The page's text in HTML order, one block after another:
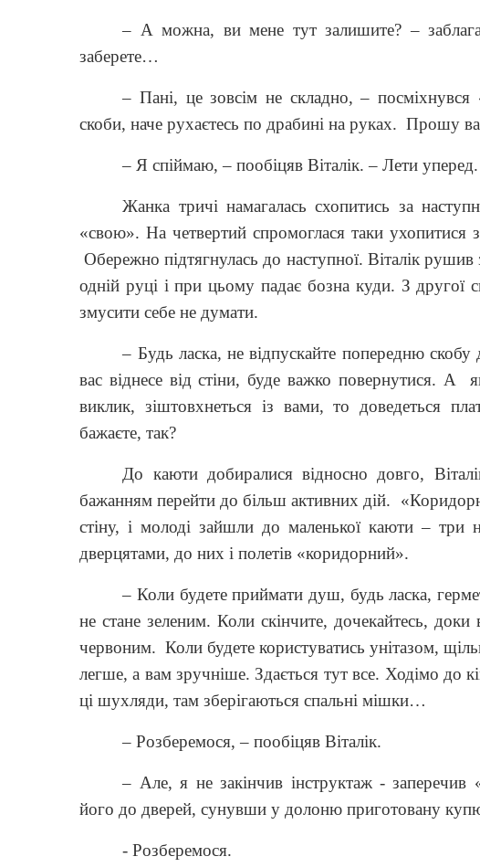
– А можна, ви мене тут залишите? –
заберете…
– Пані, це зовсім не складно, –
скоби, наче рухаєтесь по драбині на руках. Прошу
– Я спіймаю, – пообіцяв Віталік. – Лети уперед.
Жанка тричі намагалась схопитись за
«свою». На четвертий спромоглася таки
Обережно підтягнулась до наступної. Віталік
одній руці і при цьому падає бозна куди. З
змусити себе не думати.
– Будь ласка, не відпускайте попередню
вас віднесе від стіни, буде важко повернутися. А
виклик, зіштовхнеться із вами, то доведеться
бажаєте, так?
До каюти добиралися відносно довго,
бажанням перейти до більш активних дій.
стіну, і молоді зайшли до маленької каюти – три
дверцятами, до них і полетів «коридорний».
– Коли будете приймати душ, будь ласка,
не стане зеленим. Коли скінчите, дочекайтесь,
червоним. Коли будете користуватись унітазом,
легше, а вам зручніше. Здається тут все. Ходімо до
ці шухляди, там зберігаються спальні мішки…
– Розберемося, – пообіцяв Віталік.
– Але, я не закінчив інструктаж -
його до дверей, сунувши у долоню приготовану
- Розберемося.